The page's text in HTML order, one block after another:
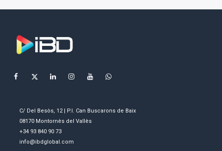
C/ Del Besòs, 12 | P.I. Can Buscarons de Baix
08170 Montornès del Vallès
+34 93 840 90 73
info@ibdglobal.com